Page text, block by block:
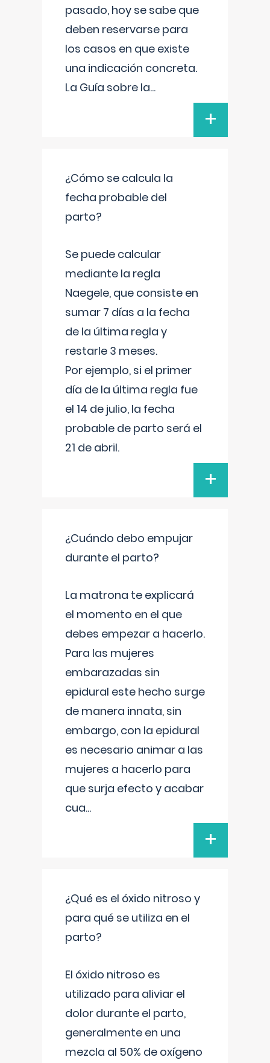
pasado, hoy se sabe que
deben reservarse para
los casos en que existe
una indicación concreta.
La Guía sobre la...
+
¿Cómo se calcula la
fecha probable del
parto?
Se puede calcular
mediante la regla
Naegele, que consiste en
sumar 7 días a la fecha
de la última regla y
restarle 3 meses.
Por ejemplo, si el primer
día de la última regla fue
el 14 de julio, la fecha
probable de parto será el
21 de abril.
+
¿Cuándo debo empujar
durante el parto?
La matrona te explicará
el momento en el que
debes empezar a hacerlo.
Para las mujeres
embarazadas sin
epidural este hecho surge
de manera innata, sin
embargo, con la epidural
es necesario animar a las
mujeres a hacerlo para
que surja efecto y acabar
cua...
+
¿Qué es el óxido nitroso y
para qué se utiliza en el
parto?
El óxido nitroso es
utilizado para aliviar el
dolor durante el parto,
generalmente en una
mezcla al 50% de oxígeno